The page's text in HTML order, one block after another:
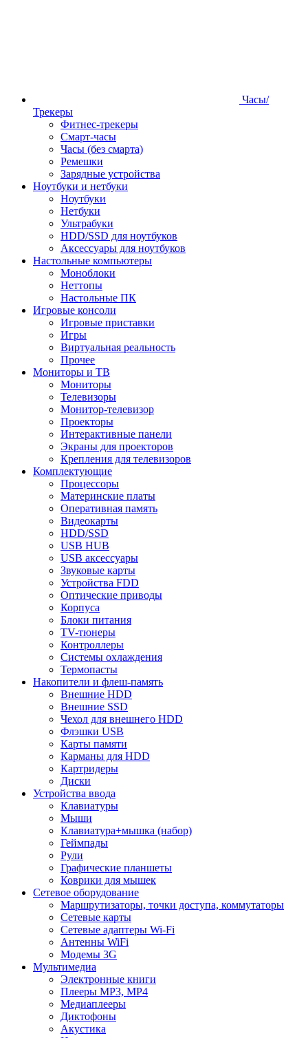
Часы/
Трекеры
Фитнес-трекеры
Смарт-часы
Часы (без смарта)
Ремешки
Зарядные устройства
Ноутбуки и нетбуки
Ноутбуки
Нетбуки
Ультрабуки
HDD/SSD для ноутбуков
Аксессуары для ноутбуков
Настольные компьютеры
Моноблоки
Неттопы
Настольные ПК
Игровые консоли
Игровые приставки
Игры
Виртуальная реальность
Прочее
Мониторы и ТВ
Мониторы
Телевизоры
Монитор-телевизор
Проекторы
Интерактивные панели
Экраны для проекторов
Крепления для телевизоров
Комплектующие
Процессоры
Материнские платы
Оперативная память
Видеокарты
HDD/SSD
USB HUB
USB аксессуары
Звуковые карты
Устройства FDD
Оптические приводы
Корпуса
Блоки питания
TV-тюнеры
Контроллеры
Системы охлаждения
Термопасты
Накопители и флеш-память
Внешние HDD
Внешние SSD
Чехол для внешнего HDD
Флэшки USB
Карты памяти
Карманы для HDD
Картридеры
Диски
Устройства ввода
Клавиатуры
Мыши
Клавиатура+мышка (набор)
Геймпады
Рули
Графические планшеты
Коврики для мышек
Сетевое оборудование
Маршрутизаторы, точки доступа, коммутаторы
Сетевые карты
Сетевые адаптеры Wi-Fi
Антенны WiFi
Модемы 3G
Мультимедиа
Электронные книги
Плееры MP3, MP4
Медиаплееры
Диктофоны
Акустика